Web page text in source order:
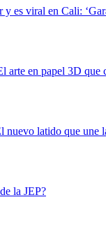
es viral en Cali:
arte en papel 3D que
nuevo latido que une
la JEP?